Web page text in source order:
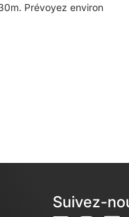
Prévoyez environ
Suivez-